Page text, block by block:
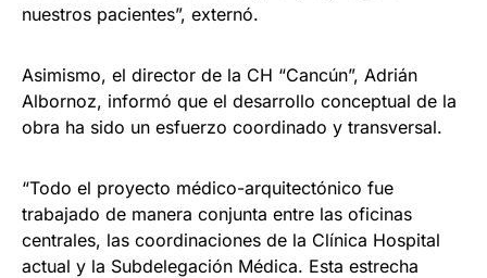
nuestros pacientes”, externó.
Asimismo, el director de la CH “Cancún”, Adrián
Albornoz, informó que el desarrollo conceptual de la
obra ha sido un esfuerzo coordinado y transversal.
“Todo el proyecto médico-arquitectónico fue
trabajado de manera conjunta entre las oficinas
centrales, las coordinaciones de la Clínica Hospital
actual y la Subdelegación Médica. Esta estrecha